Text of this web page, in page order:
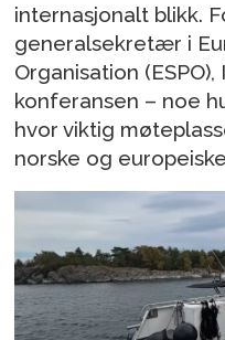
internasjonalt blikk.
generalsekretær i
Organisation
konferansen – noe
hvor viktig
norske og